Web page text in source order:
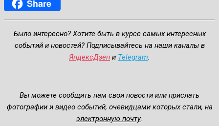
Email
Share
Было интересно? Хотите быть в курсе самых интересных
событий и новостей? Подписывайтесь на наши каналы в
ЯндексДзен и Telegram.
Вы можете сообщить нам свои новости или прислать
фотографии и видео событий, очевидцами которых стали, на
электронную почту.